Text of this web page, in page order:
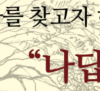
족하는 것
구하는 삶을 살 수 있다
자기다울 때 행복하다
생을 채워야
찾아야
르는 나를 만나다